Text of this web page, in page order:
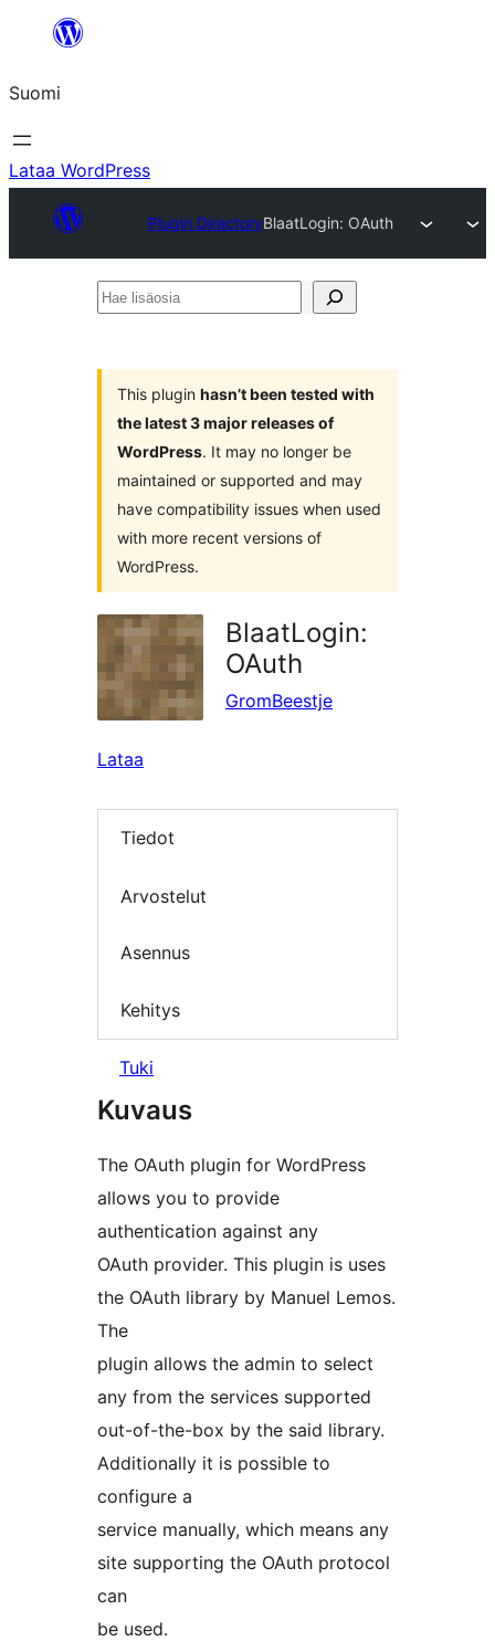
Suomi
Lataa WordPress
Plugin DirectoryBlaatLogin: OAuth
Hae
This plugin hasn’t been tested with
the latest 3 major releases of
WordPress. It may no longer be
maintained or supported and may
have compatibility issues when used
with more recent versions of
WordPress.
BlaatLogin:
OAuth
GromBeestje
Lataa
Tiedot
Arvostelut
Asennus
Kehitys
Tuki
Kuvaus
The OAuth plugin for WordPress
allows you to provide
authentication against any
OAuth provider. This plugin is uses
the OAuth library by Manuel Lemos.
The
plugin allows the admin to select
any from the services supported
out-of-the-box by the said library.
Additionally it is possible to
configure a
service manually, which means any
site supporting the OAuth protocol
can
be used.